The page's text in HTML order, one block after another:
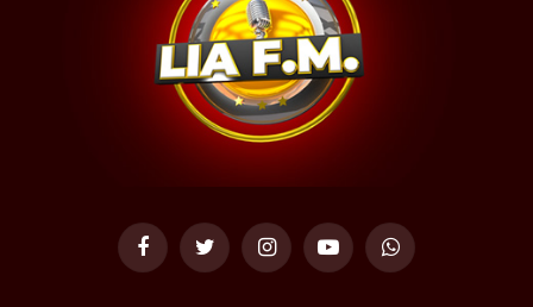
FacebookTwitter InstagramYouTubeWhatsApp